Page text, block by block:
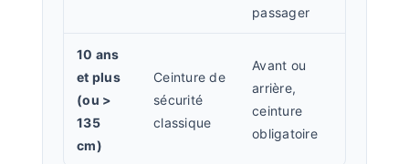
passager
10 ans
et plus
(ou >
135
cm)
Ceinture de
sécurité
classique
Avant ou
arrière,
ceinture
obligatoire